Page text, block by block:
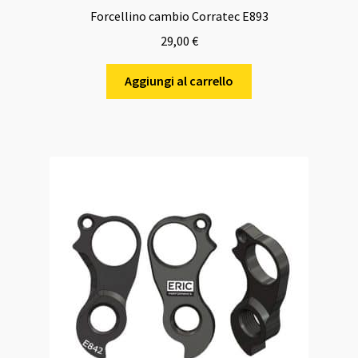
Forcellino cambio Corratec E893
29,00 €
Aggiungi al carrello